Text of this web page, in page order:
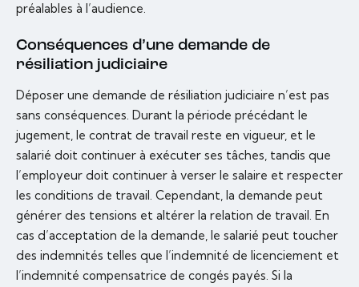
préalables à l’audience.
Conséquences d’une demande de
résiliation judiciaire
Déposer une demande de résiliation judiciaire n’est pas
sans conséquences. Durant la période précédant le
jugement, le contrat de travail reste en vigueur, et le
salarié doit continuer à exécuter ses tâches, tandis que
l’employeur doit continuer à verser le salaire et respecter
les conditions de travail. Cependant, la demande peut
générer des tensions et altérer la relation de travail. En
cas d’acceptation de la demande, le salarié peut toucher
des indemnités telles que l’indemnité de licenciement et
l’indemnité compensatrice de congés payés. Si la